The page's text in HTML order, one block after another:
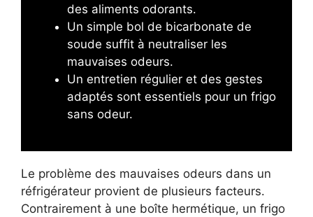
des aliments odorants.
Un simple bol de bicarbonate de
soude suffit à neutraliser les
mauvaises odeurs.
Un entretien régulier et des gestes
adaptés sont essentiels pour un frigo
sans odeur.
Le problème des mauvaises odeurs dans un
réfrigérateur provient de plusieurs facteurs.
Contrairement à une boîte hermétique, un frigo